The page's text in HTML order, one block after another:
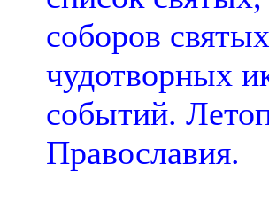
соборов
чудотворных
событий.
Православия.